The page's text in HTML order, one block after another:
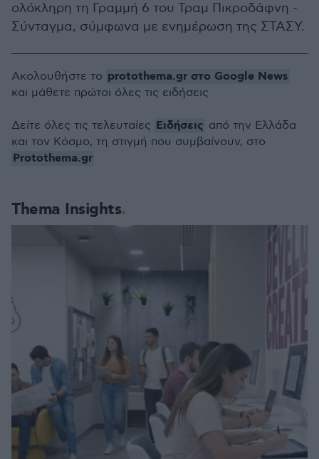
ολόκληρη τη Γραμμή 6 του Τραμ Πικροδάφνη -
Σύνταγμα, σύμφωνα με ενημέρωση της ΣΤΑΣΥ.
Thema Insights
Ακολουθήστε το protothema.gr στο Google News
και μάθετε πρώτοι όλες τις ειδήσεις
Δείτε όλες τις τελευταίες Ειδήσεις από την Ελλάδα
και τον Κόσμο, τη στιγμή που συμβαίνουν, στο
Protothema.gr